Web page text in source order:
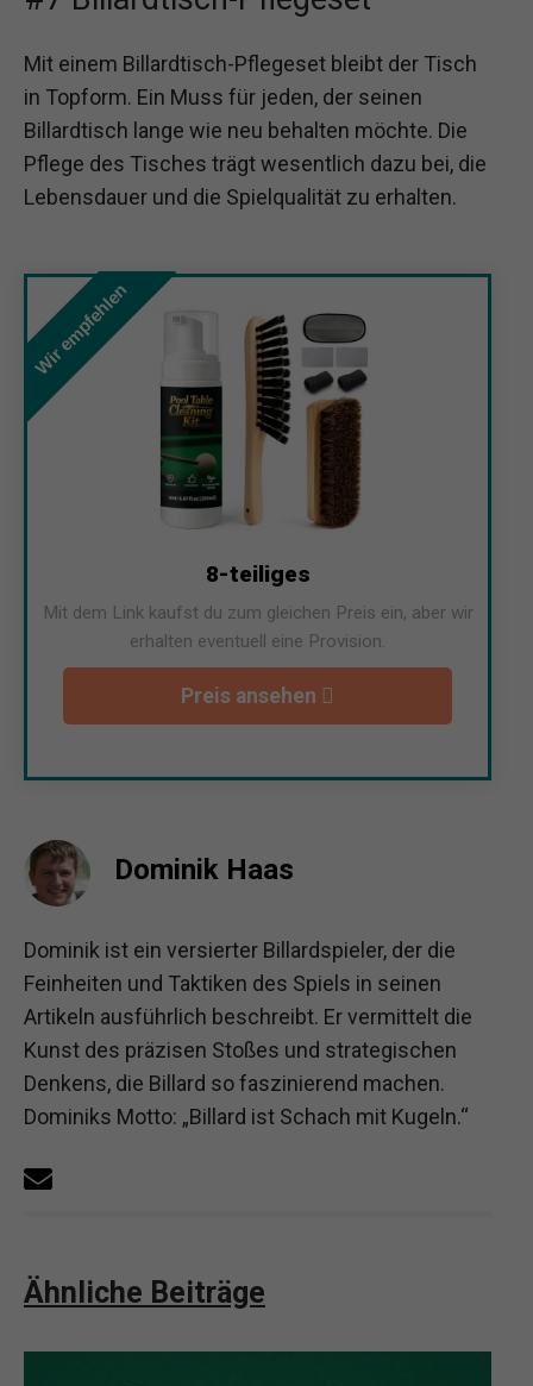
Mit einem Billardtisch-Pflegeset bleibt der Tisch
in Topform. Ein Muss für jeden, der seinen
Billardtisch lange wie neu behalten möchte. Die
Pflege des Tisches trägt wesentlich dazu bei, die
Lebensdauer und die Spielqualität zu erhalten.
Wir empfehlen
8-teiliges
Mit dem Link kaufst du zum gleichen Preis ein, aber wir
erhalten eventuell eine Provision.
Preis ansehen
Dominik Haas
Dominik ist ein versierter Billardspieler, der die
Feinheiten und Taktiken des Spiels in seinen
Artikeln ausführlich beschreibt. Er vermittelt die
Kunst des präzisen Stoßes und strategischen
Denkens, die Billard so faszinierend machen.
Dominiks Motto: „Billard ist Schach mit Kugeln.“
Ähnliche Beiträge